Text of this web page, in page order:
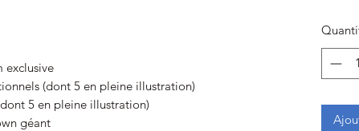
exclusive
(dont 5 en pleine illustration)
5 en pleine illustration)
géant